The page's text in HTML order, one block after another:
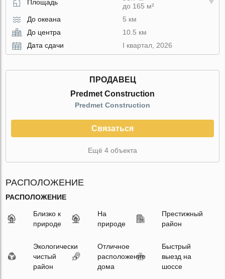
Площадь
до 165 м²
До океана
5 км
До центра
10.5 км
Дата сдачи
I квартал, 2026
ПРОДАВЕЦ
Predmet Construction
Predmet Construction
Связаться
Ещё 4 объекта
РАСПОЛОЖЕНИЕ
РАСПОЛОЖЕНИЕ
Близко к
природе
На
природе
Престижный
район
Экологически
чистый
район
Отличное
расположение
дома
Быстрый
выезд на
шоссе